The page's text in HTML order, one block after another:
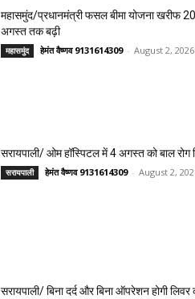
महासमुंद/प्रधानमंत्री फसल बीमा योजना खरीफ
अगस्त तक बढ़ी
महासमुंद हेमंत वैष्णव 9131614309 - August 2, 2026
सरायपाली/ ओम हॉस्पिटल में 4 अगस्त को बाल रोग
सरायपाली हेमंत वैष्णव 9131614309 - August 2,
सरायपाली/ बिना दर्द और बिना ऑपरेशन होगी